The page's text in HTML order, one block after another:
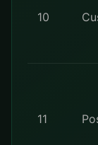
10
11